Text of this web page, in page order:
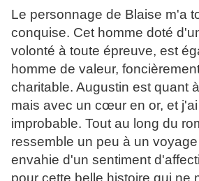
Le personnage de Blaise m'a
conquise. Cet homme doté
volonté à toute épreuve, est
homme de valeur,
charitable. Augustin est quant
mais avec un cœur en or, et
improbable. Tout au long du
ressemble un peu à un
envahie d'un sentiment
pour cette belle histoire qui ne